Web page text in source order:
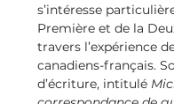
s’intéresse
Première et de la
travers l’expérience
canadiens-français.
d’écriture, intitulé